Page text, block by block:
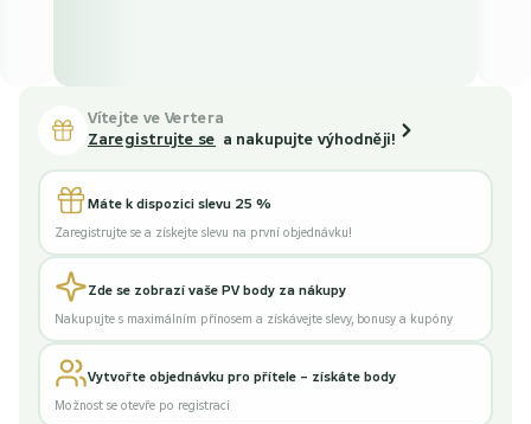
Vítejte ve Vertera
Zaregistrujte se a nakupujte výhodněji!
Máte k dispozici slevu 25 %
Zaregistrujte se a získejte slevu na první objednávku!
Zde se zobrazí vaše PV body za nákupy
Nakupujte s maximálním přínosem a získávejte slevy, bonusy a kupóny
Vytvořte objednávku pro přítele – získáte body
Možnost se otevře po registraci